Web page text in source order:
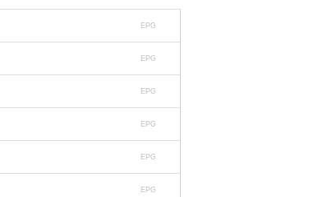
EPG
EPG
EPG
EPG
EPG
EPG